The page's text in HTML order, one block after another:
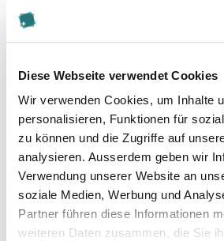
Diese Webseite verwendet Cookies
Wir verwenden Cookies, um Inhalte
personalisieren, Funktionen für
zu können und die Zugriffe auf
analysieren. Ausserdem geben wir
Verwendung unserer Website an
soziale Medien, Werbung und
Partner führen diese Informationen
weiteren Daten zusammen, die Sie
Zur Merkliste hinzufügen
Themen, die der Person
Digitale Transformation
Digitalisierung
Gesundheit